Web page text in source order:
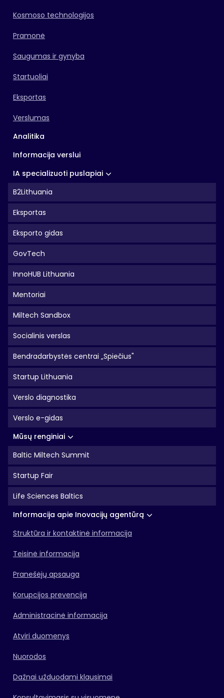
Kosmoso technologijos
Pramonė
Saugumas ir gynyba
Startuoliai
Eksportas
Verslumas
Analitika
Informacija verslui
IA specializuoti puslapiai
B2Lithuania
Eksportas
Eksporto gidas
GovTech
InnoHUB Lithuania
Mentoriai
Miltech Sandbox
Socialinis verslas
Bendradarbystės centrai „Spiečius"
Startup Lithuania
Verslo diagnostika
Verslo e-gidas
Mūsų renginiai
Baltic Miltech Summit
Startup Fair
Life Sciences Baltics
Informacija apie Inovacijų agentūrą
Struktūra ir kontaktinė informacija
Teisinė informacija
Pranešėjų apsauga
Korupcijos prevencija
Administracinė informacija
Atviri duomenys
Nuorodos
Dažnai užduodami klausimai